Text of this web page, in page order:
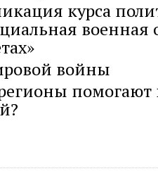
курса
военная
войны